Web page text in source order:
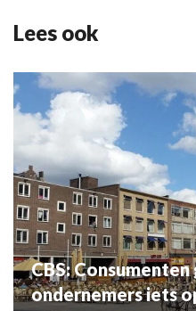
Lees ook
CBS:
ondernemers iets